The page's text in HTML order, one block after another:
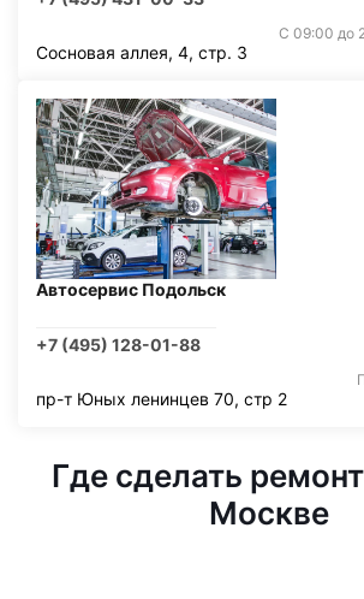
С 09:00 до
Сосновая аллея, 4, стр. 3
Автосервис Подольск
+7 (495) 128-01-88
пр-т Юных ленинцев 70, стр 2
Где сделать
Москве